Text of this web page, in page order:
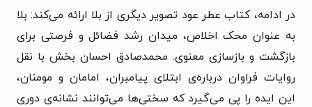
در ادامه، کتاب عطر عود تصویر دیگری از بلا ارائه می‌کند: بلا
به عنوان محک اخلاص، میدان رشد فضائل و فرصتی برای
بازگشت و بازسازی معنوی. محمدصادق احسان بخش با نقل
روایات فراوان درباره‌ی ابتلای پیامبران، امامان و مومنان،
این ایده را پی می‌گیرد که سختی‌ها می‌توانند نشانه‌ی دوری